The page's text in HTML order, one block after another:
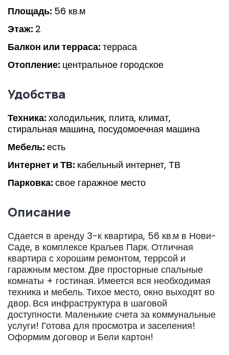
Площадь: 56 кв.м
Этаж: 2
Балкон или терраса: терраса
Отопление: центральное городское
Удобства
Техника: холодильник, плита, климат,
стиральная машина, посудомоечная машина
Мебель: есть
Интернет и ТВ: кабельный интернет, ТВ
Парковка: свое гаражное место
Описание
Сдается в аренду 3-к квартира, 56 кв.м в Нови-
Саде, в комплексе Краљев Парк. Отличная
квартира с хорошим ремонтом, террсой и
гаражным местом. Две просторные спальные
комнаты + гостиная. Имеется вся необходимая
техника и мебель. Тихое место, окно выходят во
двор. Вся инфраструктура в шаговой
доступности. Маленькие счета за коммунальные
услуги! Готова для просмотра и заселения!
Оформим договор и Бели картон!